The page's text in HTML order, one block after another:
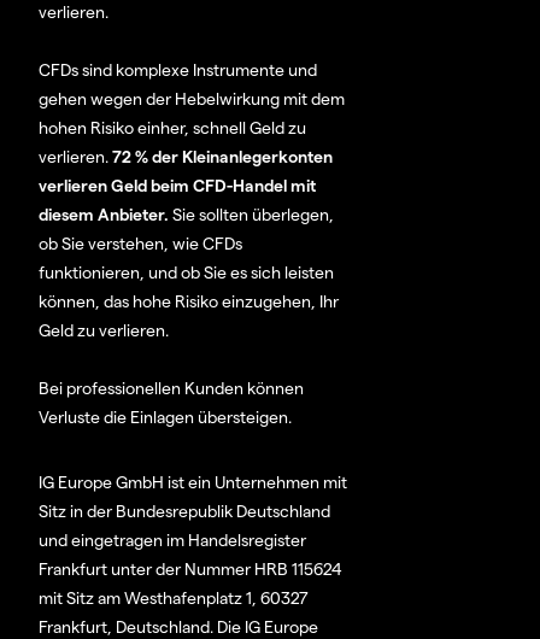
verlieren.
CFDs sind komplexe Instrumente und
gehen wegen der Hebelwirkung mit dem
hohen Risiko einher, schnell Geld zu
verlieren.72 % der Kleinanlegerkonten
verlieren Geld beim CFD-Handel mit
diesem Anbieter. Sie sollten überlegen,
ob Sie verstehen, wie CFDs
funktionieren, und ob Sie es sich leisten
können, das hohe Risiko einzugehen, Ihr
Geld zu verlieren.
Bei professionellen Kunden können
Verluste die Einlagen übersteigen.
IG Europe GmbH ist ein Unternehmen mit
Sitz in der Bundesrepublik Deutschland
und eingetragen im Handelsregister
Frankfurt unter der Nummer HRB 115624
mit Sitz am Westhafenplatz 1, 60327
Frankfurt, Deutschland. Die IG Europe